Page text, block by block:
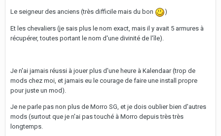
Le seigneur des anciens (très difficile mais du bon )
Et les chevaliers (je sais plus le nom exact, mais il y avait 5 armures à
récupérer, toutes portant le nom d'une divinité de l'île).
Je n'ai jamais réussi à jouer plus d'une heure à Kalendaar (trop de
mods chez moi, et jamais eu le courage de faire une install propre
pour juste un mod).
Je ne parle pas non plus de Morro SG, et je dois oublier bien d'autres
mods (surtout que je n'ai pas touché à Morro depuis très très
longtemps.